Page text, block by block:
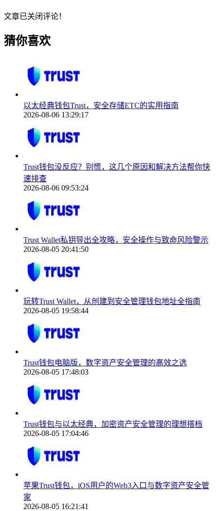
文章已关闭评论！
猜你喜欢
以太经典钱包Trust，安全存储ETC的实用指南
2026-08-06 13:29:17
Trust钱包没反应？别慌，这几个原因和解决方法帮你快
速排查
2026-08-06 09:53:24
Trust Wallet私钥导出全攻略，安全操作与致命风险警示
2026-08-05 20:41:50
玩转Trust Wallet，从创建到安全管理钱包地址全指南
2026-08-05 19:58:44
Trust钱包电脑版，数字资产安全管理的高效之选
2026-08-05 17:48:03
Trust钱包与以太经典，加密资产安全管理的理想搭档
2026-08-05 17:04:46
苹果Trust钱包，iOS用户的Web3入口与数字资产安全管
家
2026-08-05 16:21:41